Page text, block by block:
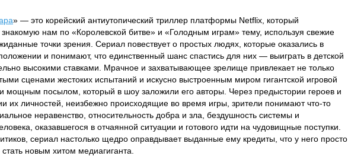
» — это корейский антиутопический триллер платформы Netflix, который
знакомую нам по «Королевской битве» и «Голодным играм» тему, используя свежие
точки зрения. Сериал повествует о простых людях, которые оказались в
и понимают, что единственный шанс спастись для них — выиграть в детской
высокими ставками. Мрачное и захватывающее зрелище привлекает не только
сценами жестоких испытаний и искусно выстроенным миром гигантской игровой
мощным посылом, который в шоу заложили его авторы. Через предыстории героев и
их личностей, неизбежно происходящие во время игры, зрители понимают что-то
неравенство, относительность добра и зла, бездушность системы и
оказавшегося в отчаянной ситуации и готового идти на чудовищные поступки.
сериал настолько щедро оправдывает выданные ему кредиты, что у него просто
новым хитом медиагиганта.